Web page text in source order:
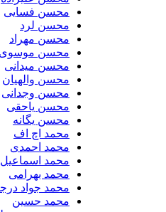
محسن فسایی
محسن لرد
محسن مهراد
محسن موسوی
محسن میدانی
محسن والهیان
محسن وجدانی
محسن یاحقی
محسن یگانه
محمد اچ اف
محمد احمدی
محمد اسماعیل زاده
محمد بهرامی
محمد جواد درجزی
محمد حسین